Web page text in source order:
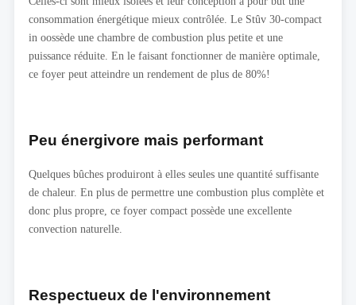
consommation énergétique mieux contrôlée. Le Stûv 30-compact
in oossède une chambre de combustion plus petite et une
puissance réduite. En le faisant fonctionner de manière optimale,
ce foyer peut atteindre un rendement de plus de 80%!
Peu énergivore mais performant
Quelques bûches produiront à elles seules une quantité suffisante
de chaleur. En plus de permettre une combustion plus complète et
donc plus propre, ce foyer compact possède une excellente
convection naturelle.
Respectueux de l'environnement